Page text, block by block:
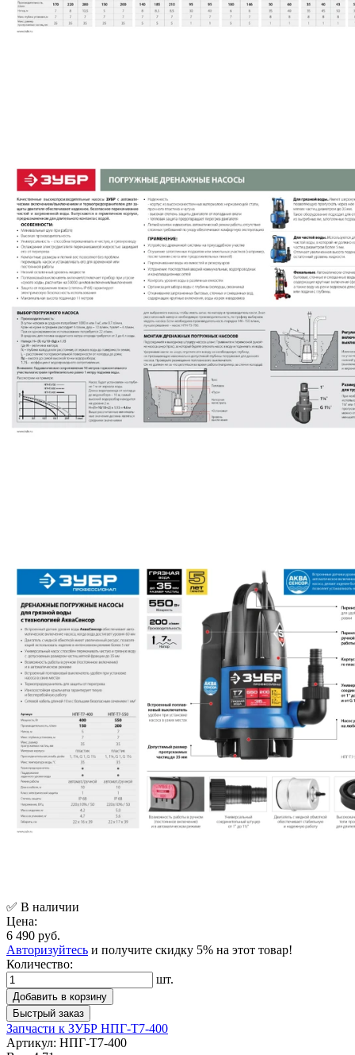
✅ В наличии
Цена:
6 490 руб.
Авторизуйтесь и получите скидку 5% на этот товар!
Количество:
шт.
Добавить в корзину
Быстрый заказ
Запчасти к ЗУБР НПГ-Т7-400
Артикул: НПГ-Т7-400